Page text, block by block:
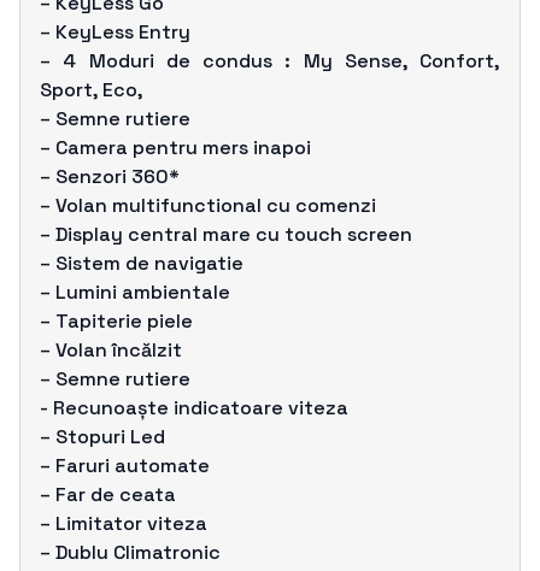
– KeyLess Entry
– 4 Moduri de condus : My Sense, Confort,
Sport, Eco,
– Semne rutiere
– Camera pentru mers inapoi
– Senzori 360*
– Volan multifunctional cu comenzi
– Display central mare cu touch screen
– Sistem de navigatie
– Lumini ambientale
– Tapiterie piele
– Volan încălzit
– Semne rutiere
- Recunoaște indicatoare viteza
– Stopuri Led
– Faruri automate
– Far de ceata
– Limitator viteza
– Dublu Climatronic